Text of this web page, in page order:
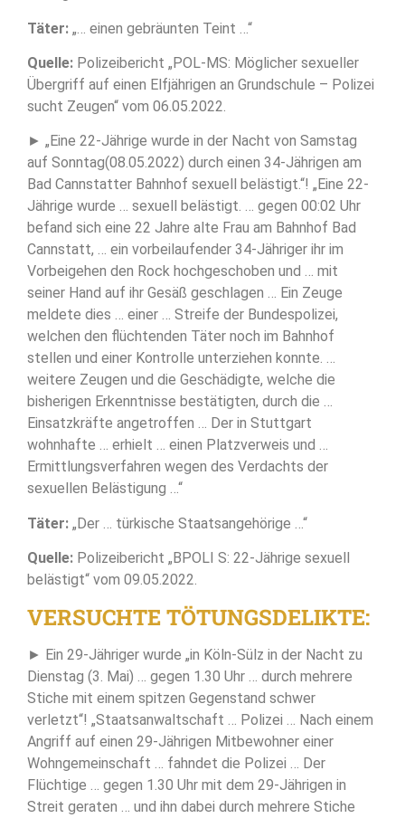
Täter: „… einen gebräunten Teint …“
Quelle: Polizeibericht „POL-MS: Möglicher sexueller
Übergriff auf einen Elfjährigen an Grundschule – Polizei
sucht Zeugen“ vom 06.05.2022.
► „Eine 22-Jährige wurde in der Nacht von Samstag
auf Sonntag(08.05.2022) durch einen 34-Jährigen am
Bad Cannstatter Bahnhof sexuell belästigt.“! „Eine 22-
Jährige wurde … sexuell belästigt. … gegen 00:02 Uhr
befand sich eine 22 Jahre alte Frau am Bahnhof Bad
Cannstatt, … ein vorbeilaufender 34-Jähriger ihr im
Vorbeigehen den Rock hochgeschoben und … mit
seiner Hand auf ihr Gesäß geschlagen … Ein Zeuge
meldete dies … einer … Streife der Bundespolizei,
welchen den flüchtenden Täter noch im Bahnhof
stellen und einer Kontrolle unterziehen konnte. …
weitere Zeugen und die Geschädigte, welche die
bisherigen Erkenntnisse bestätigten, durch die …
Einsatzkräfte angetroffen … Der in Stuttgart
wohnhafte … erhielt … einen Platzverweis und …
Ermittlungsverfahren wegen des Verdachts der
sexuellen Belästigung …“
Täter: „Der … türkische Staatsangehörige …“
Quelle: Polizeibericht „BPOLI S: 22-Jährige sexuell
belästigt“ vom 09.05.2022.
VERSUCHTE TÖTUNGSDELIKTE:
► Ein 29-Jähriger wurde „in Köln-Sülz in der Nacht zu
Dienstag (3. Mai) … gegen 1.30 Uhr … durch mehrere
Stiche mit einem spitzen Gegenstand schwer
verletzt“! „Staatsanwaltschaft … Polizei … Nach einem
Angriff auf einen 29-Jährigen Mitbewohner einer
Wohngemeinschaft … fahndet die Polizei … Der
Flüchtige … gegen 1.30 Uhr mit dem 29-Jährigen in
Streit geraten … und ihn dabei durch mehrere Stiche